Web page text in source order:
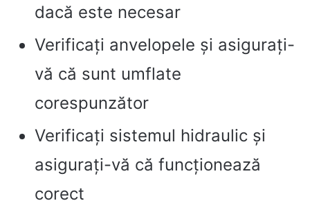
dacă este necesar
Verificați anvelopele și asigurați-
vă că sunt umflate
corespunzător
Verificați sistemul hidraulic și
asigurați-vă că funcționează
corect